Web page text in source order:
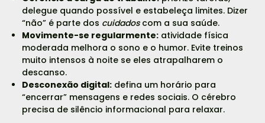
delegue quando possível e estabeleça limites. Dizer
“não” é parte dos cuidadoscom a sua saúde.
Movimente-se regularmente:atividade física
moderada melhora o sono e o humor. Evite treinos
muito intensos à noite se eles atrapalharem o
descanso.
Desconexão digital:defina um horário para
“encerrar” mensagens e redes sociais. O cérebro
precisa de silêncio informacional para relaxar.